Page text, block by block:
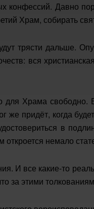
конфессий. Давно
Храм, собирать
трясти дальше.
вся
Храма свободно.
придёт, когда
в
немало
И все какие-то
за этими